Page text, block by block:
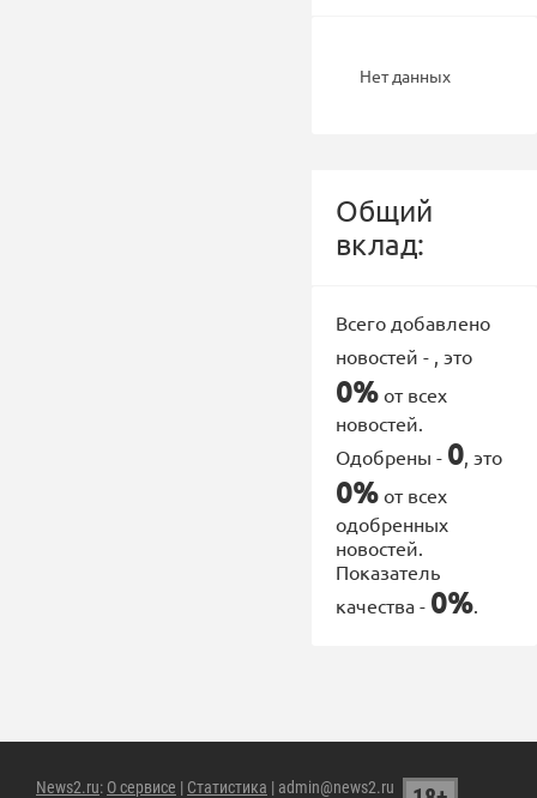
Нет данных
Общий
вклад:
Всего добавлено
новостей - , это
0% от всех
новостей.
Одобрены - 0, это
0% от всех
одобренных
новостей.
Показатель
качества - 0%.
News2.ru: О сервисе | Статистика | admin@news2.ru